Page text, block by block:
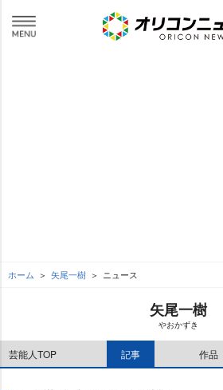
ホーム 矢尾一樹 ニュース
矢尾一樹
おかずき
芸能人TOP 記事 作品